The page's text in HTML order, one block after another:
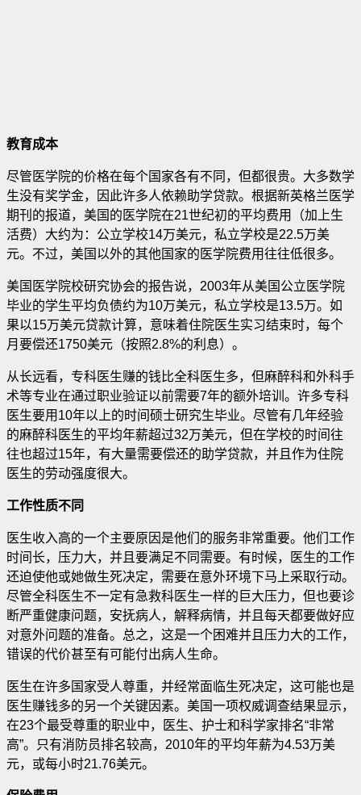
教育成本
尽管医学院的价格在每个国家各有不同，但都很贵。大多数学
生没有奖学金，因此许多人依赖助学贷款。根据新英格兰医学
期刊的报道，美国的医学院在21世纪初的平均费用（加上生
活费）大约为：公立学校14万美元，私立学校是22.5万美
元。不过，美国以外的其他国家的医学院费用往往低很多。
美国医学院校研究协会的报告说，2003年从美国公立医学院
毕业的学生平均负债约为10万美元，私立学校是13.5万。如
果以15万美元贷款计算，意味着住院医生实习结束时，每个
月要偿还1750美元（按照2.8%的利息）。
从长远看，专科医生赚的钱比全科医生多，但麻醉科和外科手
术等专业在通过职业验证以前需要7年的额外培训。许多专科
医生要用10年以上的时间硕士研究生毕业。尽管有几年经验
的麻醉科医生的平均年薪超过32万美元，但在学校的时间往
往也超过15年，有大量需要偿还的助学贷款，并且作为住院
医生的劳动强度很大。
工作性质不同
医生收入高的一个主要原因是他们的服务非常重要。他们工作
时间长，压力大，并且要满足不同需要。有时候，医生的工作
还迫使他或她做生死决定，需要在意外环境下马上采取行动。
尽管全科医生不一定有急救科医生一样的巨大压力，但也要诊
断严重健康问题，安抚病人，解释病情，并且每天都要做好应
对意外问题的准备。总之，这是一个困难并且压力大的工作，
错误的代价甚至有可能付出病人生命。
医生在许多国家受人尊重，并经常面临生死决定，这可能也是
医生赚钱多的另一个关键因素。美国一项权威调查结果显示，
在23个最受尊重的职业中，医生、护士和科学家排名“非常
高”。只有消防员排名较高，2010年的平均年薪为4.53万美
元，或每小时21.76美元。